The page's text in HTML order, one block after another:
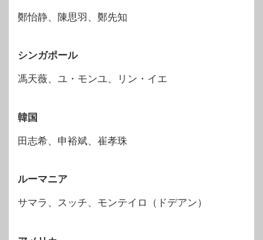
鄭怡静、陳思羽、鄭先知
シンガポール
馮天薇、ユ・モンユ、リン・イエ
韓国
田志希、申裕斌、崔孝珠
ルーマニア
サマラ、スッチ、モンテイロ（ドデアン）